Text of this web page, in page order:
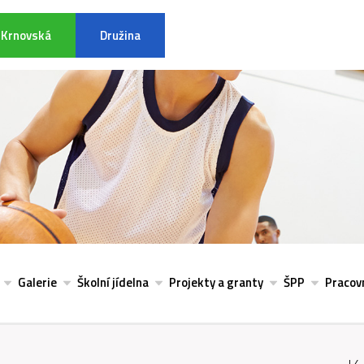
Krnovská Družina
Galerie Školní jídelna Projekty a granty ŠPP